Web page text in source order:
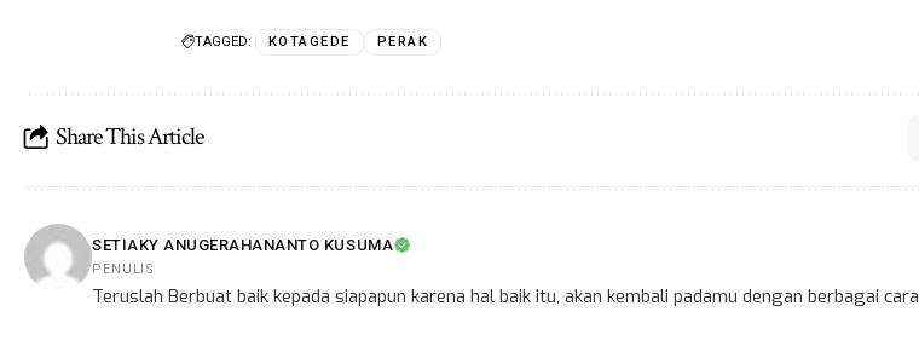
TAGGED: KOTAGEDE PERAK
Share This Article
SETIAKY ANUGERAHANANTO KUSUMA
PENULIS
Teruslah Berbuat baik kepada siapapun karena hal baik itu, akan kembali padamu dengan berbagai cara